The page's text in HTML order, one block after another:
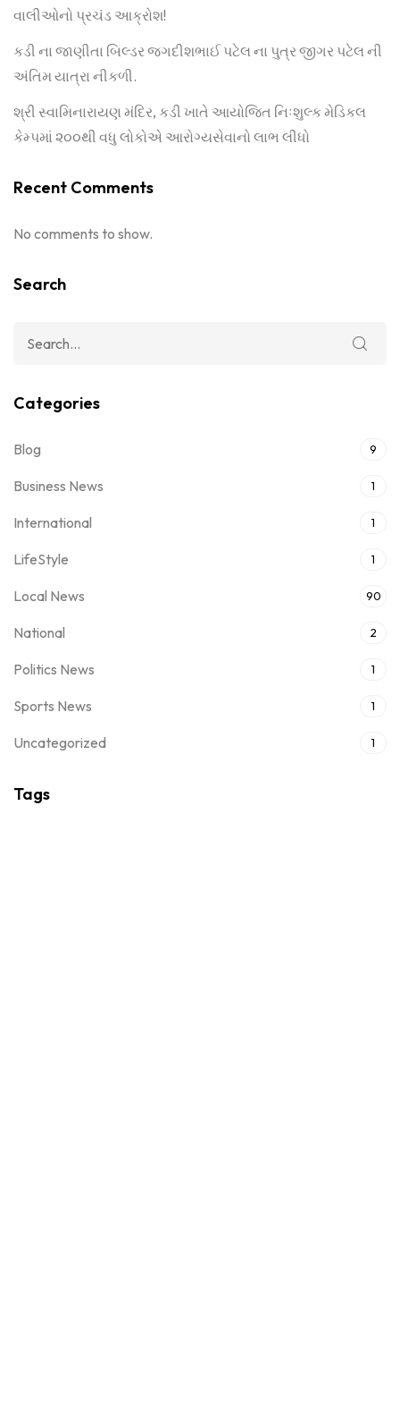
વાલીઓનો પ્રચંડ આક્રોશ!
કડી ના જાણીતા બિલ્ડર જગદીશભાઈ પટેલ ના પુત્ર જીગર પટેલ ની
અંતિમ યાત્રા નીકળી.
શ્રી સ્વામિનારાયણ મંદિર, કડી ખાતે આયોજિત નિઃશુલ્ક મેડિકલ
કેમ્પમાં ૨૦૦થી વધુ લોકોએ આરોગ્યસેવાનો લાભ લીધો
Recent Comments
No comments to show.
Search
Categories
Blog 9
Business News 1
International 1
LifeStyle 1
Local News 90
National 2
Politics News 1
Sports News 1
Uncategorized 1
Tags